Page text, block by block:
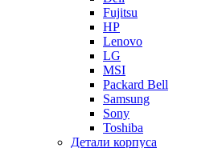
Fujitsu
HP
Lenovo
LG
MSI
Packard Bell
Samsung
Sony
Toshiba
Детали корпуса